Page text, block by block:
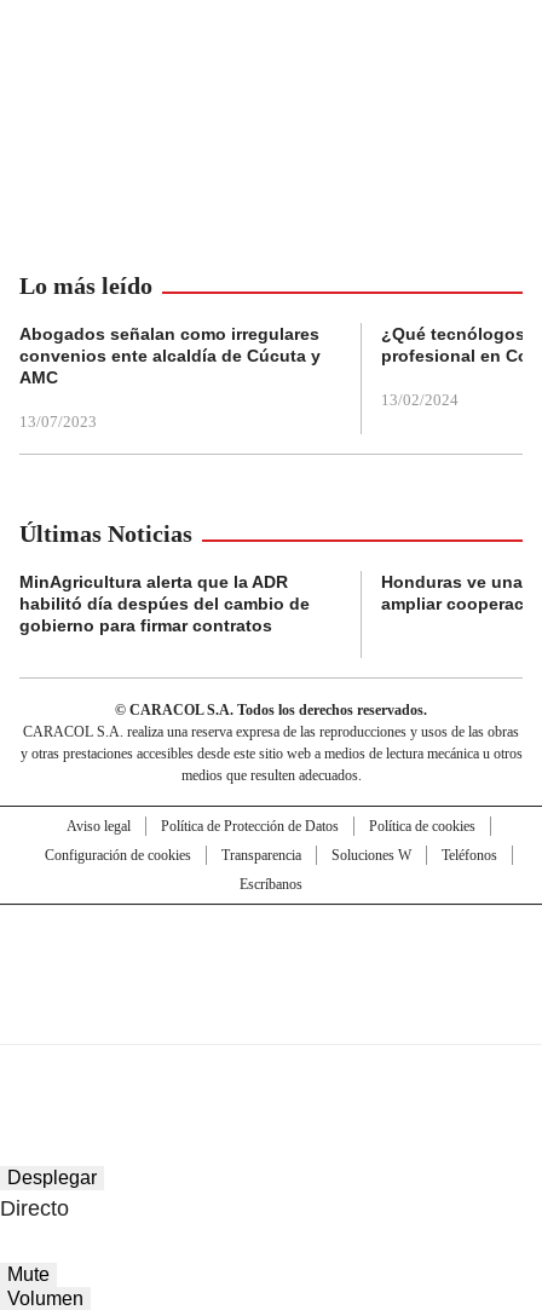
Lo más leído
Abogados señalan como irregulares
convenios ente alcaldía de Cúcuta y
AMC
13/07/2023
¿Qué tecnólogos
profesional en
13/02/2024
Últimas Noticias
MinAgricultura alerta que la ADR
habilitó día despúes del cambio de
gobierno para firmar contratos
Honduras ve una
ampliar
© CARACOL S.A. Todos los derechos reservados.
CARACOL S.A. realiza una reserva expresa de las reproducciones y usos de las obras
y otras prestaciones accesibles desde este sitio web a medios de lectura mecánica u otros
medios que resulten adecuados.
Aviso legal Política de Protección de Datos
Política de cookies
Configuración de cookies
Transparencia Soluciones W
Teléfonos
Escríbanos
Desplegar
Directo
Mute
Volumen